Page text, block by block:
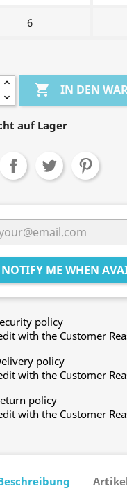
6
 IN DEN
auf Lager
NOTIFY ME WHEN
policy
with the Customer
policy
with the Customer
policy
with the Customer